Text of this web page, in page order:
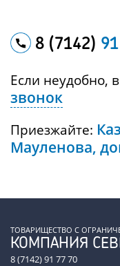
8 (7142)
Если неудобно,
звонок
Приезжайте:
Мауленова,
ТОВАРИЩЕСТВО С
КОМПАНИЯ
8 (7142) 91 77 70